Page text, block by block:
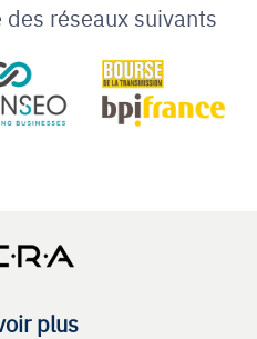
des réseaux suivants
plus